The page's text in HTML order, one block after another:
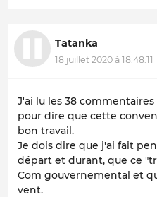
Tatanka
18 juillet 2020 à 18:48:11
J'ai lu les 38
pour dire que cette
bon travail.
Je dois dire que j'ai fait
départ et durant, que ce
Com gouvernemental et
vent.